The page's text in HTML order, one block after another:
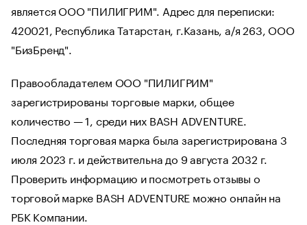
является ООО "ПИЛИГРИМ". Адрес для переписки:
420021, Республика Татарстан, г.Казань, а/я 263, ООО
"БизБренд".
Правообладателем ООО "ПИЛИГРИМ"
зарегистрированы торговые марки, общее
количество — 1, среди них BASH ADVENTURE.
Последняя торговая марка была зарегистрирована 3
июля 2023 г. и действительна до 9 августа 2032 г.
Проверить информацию и посмотреть отзывы о
торговой марке BASH ADVENTURE можно онлайн на
РБК Компании.